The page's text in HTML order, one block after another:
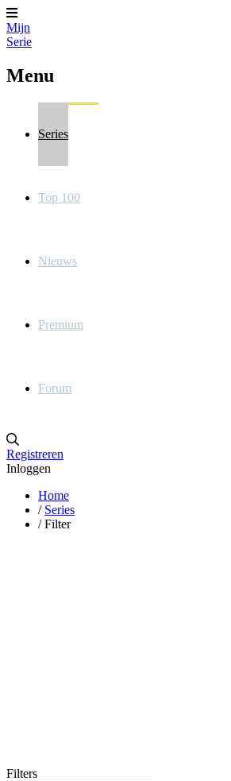
Mijn
Serie
Menu
Series
Top 100
Nieuws
Premium
Forum
Registreren
Inloggen
Home
/ Series
/ Filter
Filters